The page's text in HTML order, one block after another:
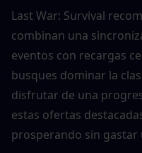
Last War: Survival
combinan una
eventos con recargas
busques dominar la
disfrutar de una
estas ofertas
prosperando sin